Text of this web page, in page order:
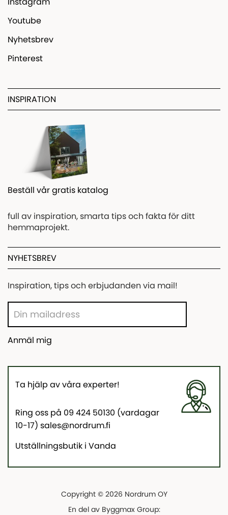
Youtube
Nyhetsbrev
Pinterest
INSPIRATION
Beställ vår gratis katalog
full av inspiration, smarta tips och fakta för ditt
hemmaprojekt.
NYHETSBREV
Inspiration, tips och erbjudanden via mail!
Anmäl mig
Ta hjälp av våra experter!
Ring oss på 09 424 50130 (vardagar
10-17) sales@nordrum.fi
Utställningsbutik i Vanda
Copyright © 2026 Nordrum OY
En del av Byggmax Group: